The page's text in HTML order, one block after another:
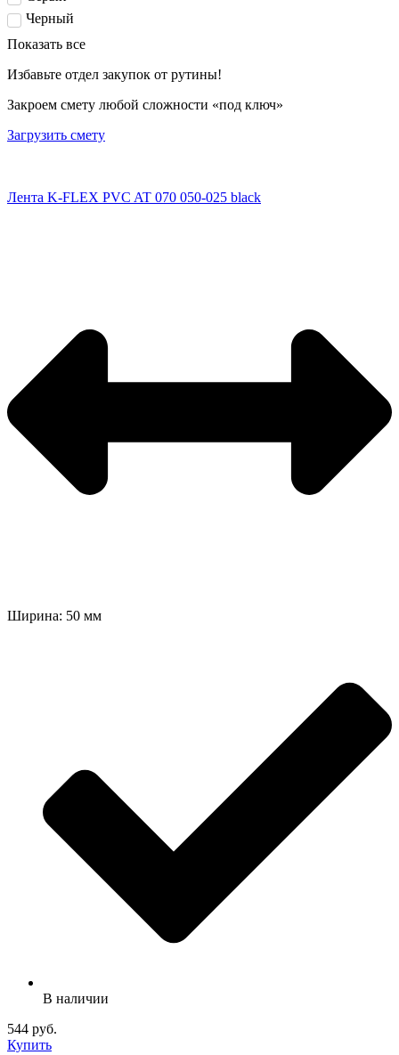
Черный
Показать все
Избавьте отдел закупок от рутины!
Закроем смету любой сложности «под ключ»
Загрузить смету
Лента K-FLEX PVC AT 070 050-025 black
Ширина: 50 мм
В наличии
544 руб.
Купить